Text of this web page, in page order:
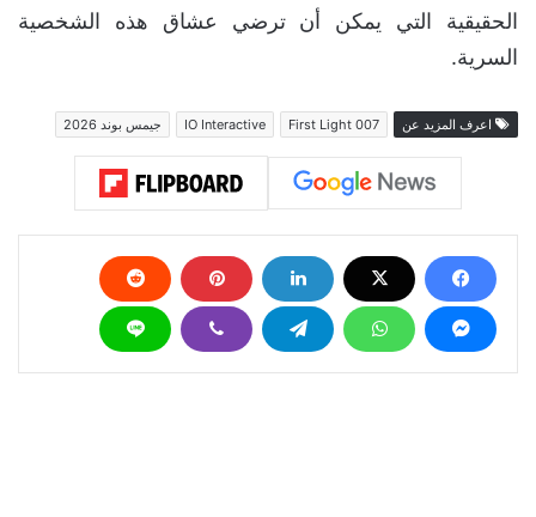
الحقيقية التي يمكن أن ترضي عشاق هذه الشخصية
السرية.
اعرف المزيد عن 007 First Light
IO Interactive جيمس بوند 2026